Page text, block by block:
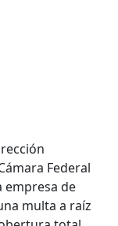
Federal
empresa de
multa a raíz